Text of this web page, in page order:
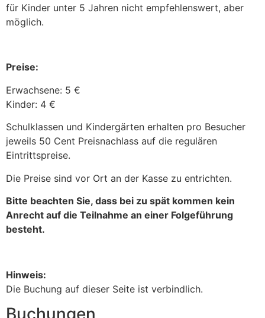
für Kinder unter 5 Jahren nicht empfehlenswert, aber
möglich.
Preise:
Erwachsene: 5 €
Kinder: 4 €
Schulklassen und Kindergärten erhalten pro Besucher
jeweils 50 Cent Preisnachlass auf die regulären
Eintrittspreise.
Die Preise sind vor Ort an der Kasse zu entrichten.
Bitte beachten Sie, dass bei zu spät kommen kein
Anrecht auf die Teilnahme an einer Folgeführung
besteht.
Hinweis:
Die Buchung auf dieser Seite ist verbindlich.
Buchungen